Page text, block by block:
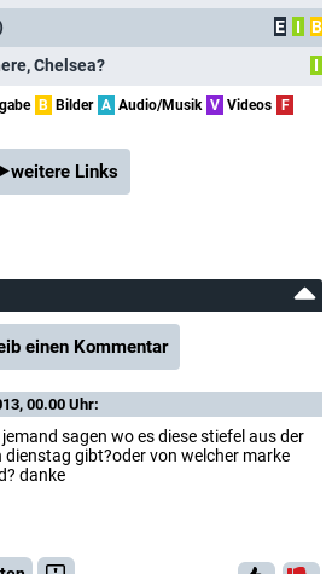
E I
B
Chelsea?
I
B Bilder A Audio/Musik V Videos
F
weitere Links
einen Kommentar
00.00 Uhr:
sagen wo es diese stiefel aus der
dienstag gibt?oder von welcher marke
danke